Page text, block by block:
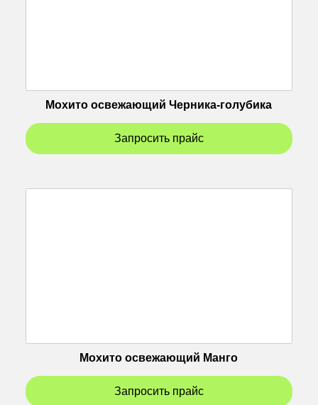
Мохито освежающий Черника-голубика
Запросить прайс
Мохито освежающий Манго
Запросить прайс